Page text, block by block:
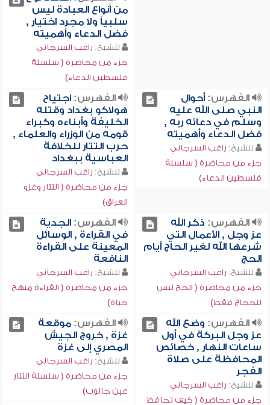
من أنواع العبادة ليس
سلبياً ولا مجرد اختيار ,
فضل الدعاء وأهميته
للشيخ: راغب السرجاني
جزء من محاضرة ( سلسلة
فلسطين الدعاء)
الفهرس:أحوال
النبي صلى الله عليه
وسلم في دعائه ربه ,
فضل الدعاء وأهميته
للشيخ: راغب السرجاني
جزء من محاضرة ( سلسلة
فلسطين الدعاء)
الفهرس:اجتياح
هولاكو بغداد وقتله
الخليفة وأبناءه وكبراء
قومه من الوزراء والعلماء ,
حرب التتار للخلافة
العباسية ببغداد
للشيخ: راغب السرجاني
جزء من محاضرة ( التتار وغزو
العراق)
الفهرس: ذكر الله
عز وجل , الأعمال التي
شرعها الله لغير الحاج أيام
الحج
للشيخ: راغب السرجاني
جزء من محاضرة ( الحج ليس
للحجاج فقط)
الفهرس:الجدية
في القراءة , الوسائل
المعينة على القراءة
النافعة
للشيخ: راغب السرجاني
جزء من محاضرة ( القراءة منهج
حياة)
الفهرس: وضع الله
عز وجل البركة في أول
ساعات النهار , خصائص
المحافظة على صلاة
الفجر
للشيخ: راغب السرجاني
جزء من محاضرة ( كيف تحافظ
الفهرس:موقعة
غزة , خروج الجيش
المصري إلى غزة
للشيخ: راغب السرجاني
جزء من محاضرة ( سلسلة التتار
عين جالوت)